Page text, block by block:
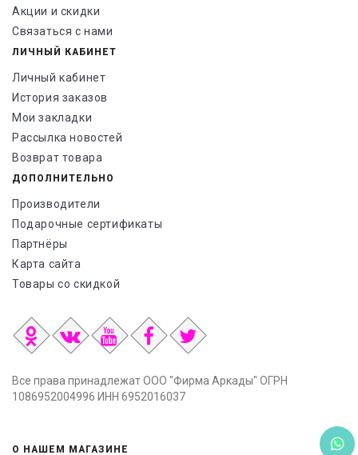
Акции и скидки
Связаться с нами
ЛИЧНЫЙ КАБИНЕТ
Личный кабинет
История заказов
Мои закладки
Рассылка новостей
Возврат товара
ДОПОЛНИТЕЛЬНО
Производители
Подарочные сертификаты
Партнёры
Карта сайта
Товары со скидкой
Все права принадлежат ООО "Фирма Аркады" ОГРН
1086952004996 ИНН 6952016037
О НАШЕМ МАГАЗИНЕ